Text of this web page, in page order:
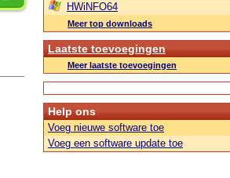
HWiNFO64
Meer top downloads
Laatste toevoegingen
Meer laatste toevoegingen
Help ons
Voeg nieuwe software toe
Voeg een software update toe